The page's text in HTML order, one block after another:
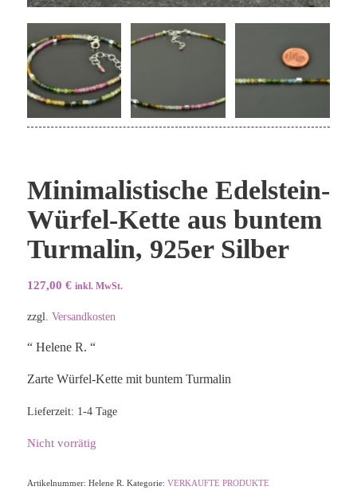
Minimalistische Edelstein-
Würfel-Kette aus buntem
Turmalin, 925er Silber
127,00 € inkl. MwSt.
zzgl. Versandkosten
“ Helene R. “
Zarte Würfel-Kette mit buntem Turmalin
Lieferzeit: 1-4 Tage
Nicht vorrätig
Artikelnummer: Helene R. Kategorie: VERKAUFTE PRODUKTE